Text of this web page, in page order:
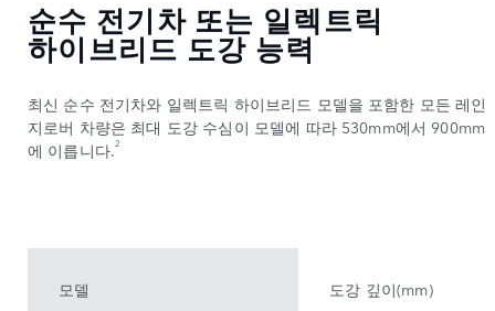
순수 전기차 또는 일렉트릭
하이브리드 도강 능력
최신 순수 전기차와 일렉트릭 하이브리드 모델을 포함한 모든 레인
지로버 차량은 최대 도강 수심이 모델에 따라 530mm에서 900mm
에 이릅니다.2
모델 도강 깊이(mm)